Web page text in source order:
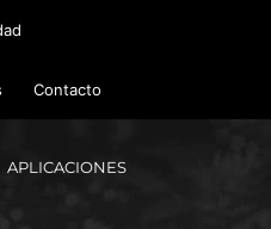
Contacto
APLICACIONES